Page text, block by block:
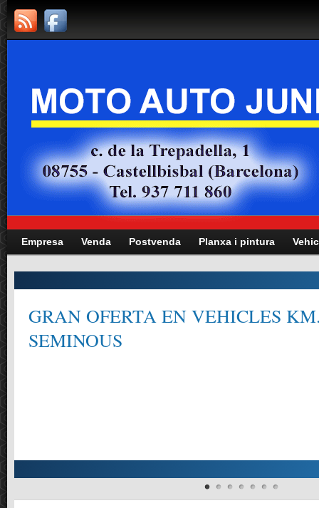
Empresa Venda Postvenda Planxa i pintura
GRAN OFERTA EN VEHICLES
SEMINOUS